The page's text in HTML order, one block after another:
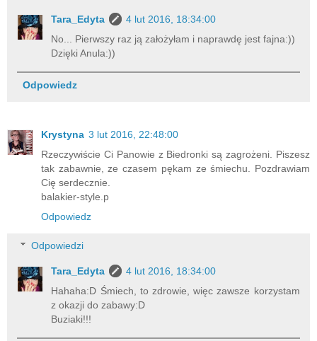
Tara_Edyta
4 lut 2016, 18:34:00
No... Pierwszy raz ją założyłam i naprawdę jest fajna:))
Dzięki Anula:))
Odpowiedz
Krystyna 3 lut 2016, 22:48:00
Rzeczywiście Ci Panowie z Biedronki są zagrożeni. Piszesz
tak zabawnie, ze czasem pękam ze śmiechu. Pozdrawiam
Cię serdecznie.
balakier-style.p
Odpowiedz
Odpowiedzi
Tara_Edyta
4 lut 2016, 18:34:00
Hahaha:D Śmiech, to zdrowie, więc zawsze korzystam
z okazji do zabawy:D
Buziaki!!!